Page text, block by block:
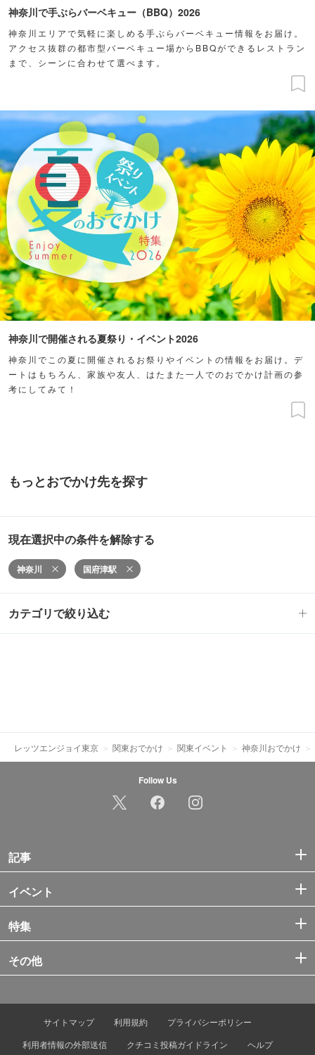
神奈川で手ぶらバーベキュー（BBQ）2026
神奈川エリアで気軽に楽しめる手ぶらバーベキュー情報をお届け。
アクセス抜群の都市型バーベキュー場からBBQができるレストラン
まで、シーンに合わせて選べます。
神奈川で開催される夏祭り・イベント2026
神奈川でこの夏に開催されるお祭りやイベントの情報をお届け。デ
ートはもちろん、家族や友人、はたまた一人でのおでかけ計画の参
考にしてみて！
もっとおでかけ先を探す
現在選択中の条件を解除する
神奈川 国府津駅
カテゴリで絞り込む
レッツエンジョイ東京 関東おでかけ 関東イベント 神奈川おでかけ
Follow Us
記事
イベント
特集
その他
サイトマップ 利用規約
プライバシーポリシー
利用者情報の外部送信
クチコミ投稿ガイドライン ヘルプ